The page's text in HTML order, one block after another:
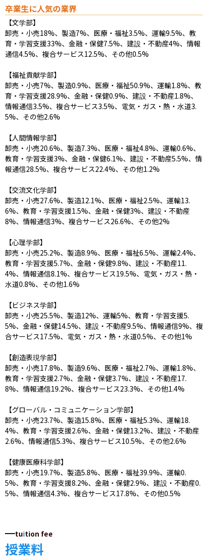
卒業生に人気の業界
【文学部】
卸売・小売18%、製造7%、医療・福祉3.5%、運輸9.5%、教
育・学習支援33%、金融・保健7.5%、建設・不動産4%、情報
通信4.5%、複合サービス12.5%、その他0.5%
【福祉貢献学部】
卸売・小売7%、製造0.9%、医療・福祉50.9%、運輸1.8%、教
育・学習支援28.9%、金融・保健0.9%、建設・不動産1.8%、
情報通信3.5%、複合サービス3.5%、電気・ガス・熱・水道3.
5%、その他2.6%
【人間情報学部】
卸売・小売20.6%、製造7.3%、医療・福祉4.8%、運輸0.6%、
教育・学習支援3%、金融・保健6.1%、建設・不動産5.5%、情
報通信28.5%、複合サービス22.4%、その他1.2%
【交流文化学部】
卸売・小売27.6%、製造12.1%、医療・福祉2.5%、運輸13.
6%、教育・学習支援1.5%、金融・保健3%、建設・不動産
8%、情報通信3%、複合サービス26.6%、その他2%
【心理学部】
卸売・小売25.2%、製造8.9%、医療・福祉6.5%、運輸2.4%、
教育・学習支援5.7%、金融・保健9.8%、建設・不動産11.
4%、情報通信8.1%、複合サービス19.5%、電気・ガス・熱・
水道0.8%、その他1.6%
【ビジネス学部】
卸売・小売25.5%、製造12%、運輸5%、教育・学習支援5.
5%、金融・保健14.5%、建設・不動産9.5%、情報通信9%、複
合サービス17.5%、電気・ガス・熱・水道0.5%、その他1%
【創造表現学部】
卸売・小売17.8%、製造9.6%、医療・福祉2.7%、運輸1.8%、
教育・学習支援2.7%、金融・保健3.7%、建設・不動産17.
8%、情報通信19.2%、複合サービス23.3%、その他1.4%
【グローバル・コミュニケーション学部】
卸売・小売23.7%、製造15.8%、医療・福祉5.3%、運輸18.
4%、教育・学習支援2.6%、金融・保健13.2%、建設・不動産
2.6%、情報通信5.3%、複合サービス10.5%、その他2.6%
【健康医療科学部】
卸売・小売19.7%、製造5.8%、医療・福祉39.9%、運輸0.
5%、教育・学習支援8.2%、金融・保健2.9%、建設・不動産0.
5%、情報通信4.3%、複合サービス17.8%、その他0.5%
tuition fee
授業料